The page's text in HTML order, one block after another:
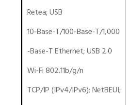
Retea;USB
10-Base-T/100-Base-T/1,000
-Base-T Ethernet; USB 2.0
Wi-Fi 802.11b/g/n
TCP/IP (IPv4/IPv6); NetBEUI;